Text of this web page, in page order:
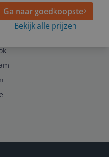
Ga naar goedkoopste
Bekijk alle prijzen